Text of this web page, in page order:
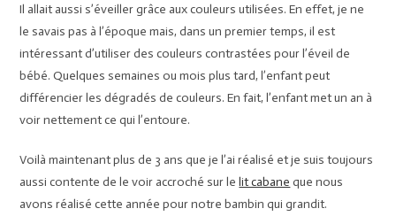
Il allait aussi s’éveiller grâce aux couleurs utilisées. En effet, je ne
le savais pas à l’époque mais, dans un premier temps, il est
intéressant d’utiliser des couleurs contrastées pour l’éveil de
bébé. Quelques semaines ou mois plus tard, l’enfant peut
différencier les dégradés de couleurs. En fait, l’enfant met un an à
voir nettement ce qui l’entoure.
Voilà maintenant plus de 3 ans que je l’ai réalisé et je suis toujours
aussi contente de le voir accroché sur lelit cabane que nous
avons réalisé cette année pour notre bambin qui grandit.